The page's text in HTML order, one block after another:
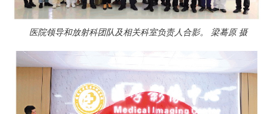
医院领导和放射科团队及相关科室负责人合影。 梁蓦原 摄